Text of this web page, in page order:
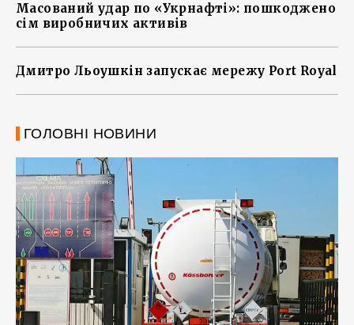
Масований удар по «Укрнафті»: пошкоджено
сім виробничих активів
Дмитро Льоушкін запускає мережу Port Royal
ГОЛОВНІ НОВИНИ